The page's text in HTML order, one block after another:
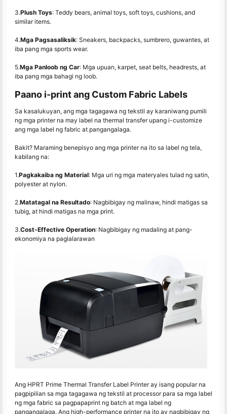
3.Plush Toys: Teddy bears, animal toys, soft toys, cushions, and
similar items.
4.Mga Pagsasaliksik: Sneakers, backpacks, sumbrero, guwantes, at
iba pang mga sports wear.
5.Mga Panloob ng Car: Mga upuan, karpet, seat belts, headrests, at
iba pang mga bahagi ng loob.
Paano i-print ang Custom Fabric Labels
Sa kasalukuyan, ang mga tagagawa ng tekstil ay karaniwang pumili
ng mga printer na may label na thermal transfer upang i-customize
ang mga label ng fabric at pangangalaga.
Bakit? Maraming benepisyo ang mga printer na ito sa label ng tela,
kabilang na:
1.Pagkakaiba ng Material: Mga uri ng mga materyales tulad ng satin,
polyester at nylon.
2.Matatagal na Resultado: Nagbibigay ng malinaw, hindi matigas sa
tubig, at hindi matigas na mga print.
3.Cost-Effective Operation: Nagbibigay ng madaling at pang-
ekonomiya na paglalarawan
Ang HPRT Prime Thermal Transfer Label Printer ay isang popular na
pagpipilian sa mga tagagawa ng tekstil at processor para sa mga label
ng mga fabric sa pagpapaprint ng batch at mga label ng
pangangalaga. Ang high-performance printer na ito ay nagbibigay ng